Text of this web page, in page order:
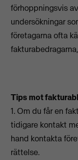
förhoppningsvis
undersökningar
företagarna ofta
Tips mot
1. Om du får en
tidigare kontakt
hand kontakta
rättelse.